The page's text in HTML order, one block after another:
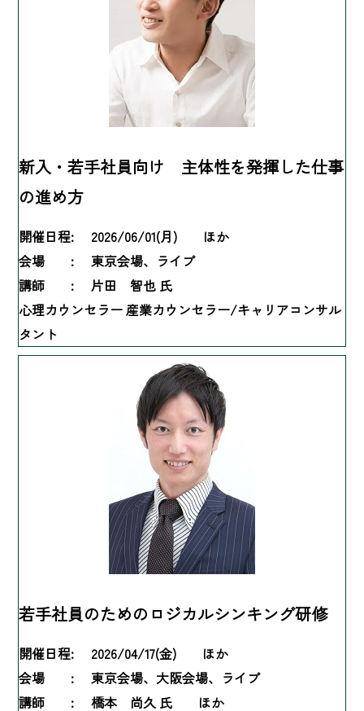
新入・若手社員向け 主体性を発揮した仕事
の進め方
開催日程:
2026/06/01(月) ほか
会場 :
東京会場、ライブ
講師 :
片田 智也 氏
心理カウンセラー 産業カウンセラー/キャリアコンサル
タント
若手社員のためのロジカルシンキング研修
開催日程:
2026/04/17(金) ほか
会場 :
東京会場、大阪会場、ライブ
講師 :
橋本 尚久 氏 ほか